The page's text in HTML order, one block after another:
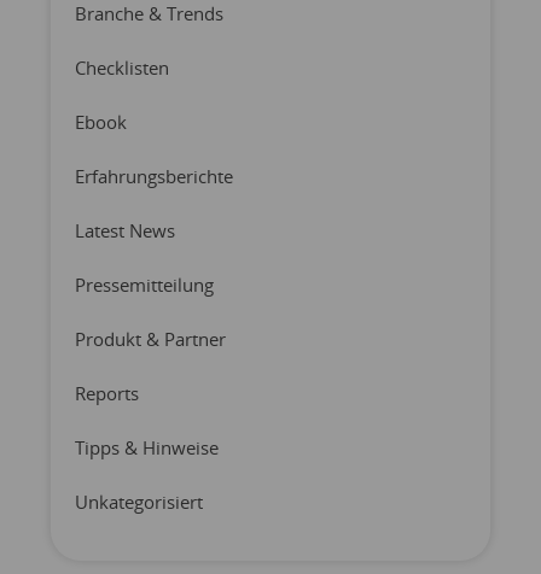
Branche & Trends
Checklisten
Ebook
Erfahrungsberichte
Latest News
Pressemitteilung
Produkt & Partner
Reports
Tipps & Hinweise
Unkategorisiert